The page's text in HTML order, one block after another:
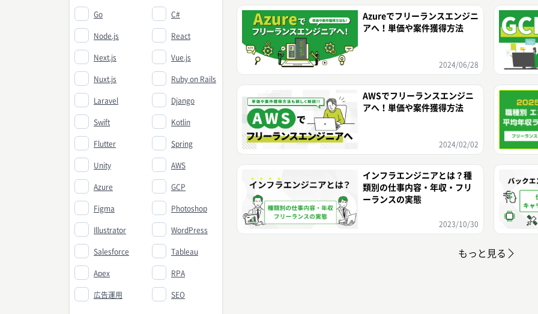
Azureでフリーランスエンジニ
アへ！単価や案件獲得方法
2024/06/28
AWSでフリーランスエンジニ
アへ！単価や案件獲得方法
2024/02/02
インフラエンジニアとは？種
類別の仕事内容・年収・フリ
ーランスの実態
2023/10/30
もっと見る
Go C#
Node.js React
Next.js Vue.js
Nuxt.js Ruby on Rails
Laravel Django
Swift Kotlin
Flutter Spring
Unity AWS
Azure GCP
Figma Photoshop
Illustrator WordPress
Salesforce Tableau
Apex RPA
広告運用 SEO